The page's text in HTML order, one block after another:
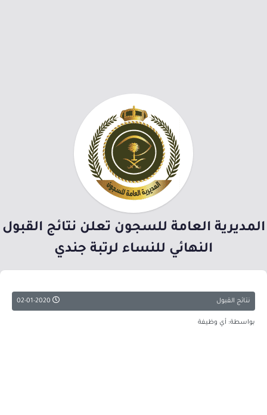
المديرية العامة للسجون تعلن نتائج القبول
النهائي للنساء لرتبة جندي
نتائج القبول
بواسطة: أي وظيفة